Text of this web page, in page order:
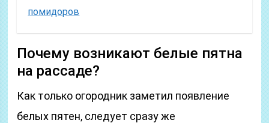
помидоров
Почему возникают белые пятна
на рассаде?
Как только огородник заметил появление
белых пятен, следует сразу же